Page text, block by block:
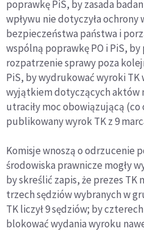
poprawkę PiS, by zasada
wpływu nie dotyczyła
bezpieczeństwa państwa i
wspólną poprawkę PO i PiS,
rozpatrzenie sprawy poza
PiS, by wydrukować wyroki TK
wyjątkiem dotyczących aktów
utraciły moc obowiązującą (co
publikowany wyrok TK z 9
Komisje wnoszą o odrzucenie
środowiska prawnicze mogły
by skreślić zapis, że prezes TK
trzech sędziów wybranych w
TK liczył 9 sędziów; by
blokować wydania wyroku